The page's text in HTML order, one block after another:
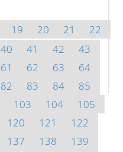
19 20 21
22
40 41 42
43
61 62 63
64
82 83 84
85
103 104
105
120 121
122
137 138
139